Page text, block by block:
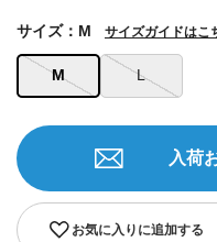
M L
サイズ：M サイズガイドはこ
お気に入りに追加する
入荷